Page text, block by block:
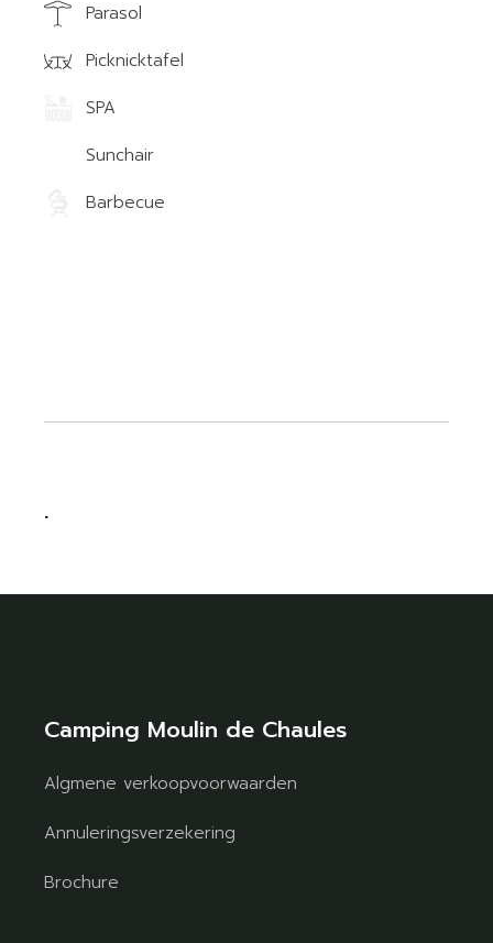
Parasol
Picknicktafel
SPA
Sunchair
Barbecue
.
Camping Moulin de Chaules
Algmene verkoopvoorwaarden
Annuleringsverzekering
Brochure